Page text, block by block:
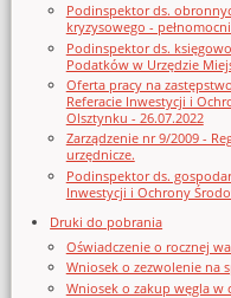
Podinspektor ds.
kryzysowego -
Podinspektor ds.
Podatków w Urzędzie
Oferta pracy na
Referacie Inwestycji i
Olsztynku - 26.07.2022
Zarządzenie nr 9/2009 -
urzędnicze.
Podinspektor ds.
Inwestycji i Ochrony
Druki do pobrania
Oświadczenie o rocznej
Wniosek o zezwolenie na
Wniosek o zakup węgla w